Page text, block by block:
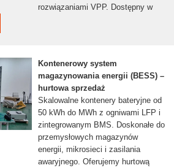
rozwiązaniami VPP. Dostępny w
Kontenerowy system
magazynowania energii (BESS) –
hurtowa sprzedaż
Skalowalne kontenery bateryjne od
50 kWh do MWh z ogniwami LFP i
zintegrowanym BMS. Doskonałe do
przemysłowych magazynów
energii, mikrosieci i zasilania
awaryjnego. Oferujemy hurtową